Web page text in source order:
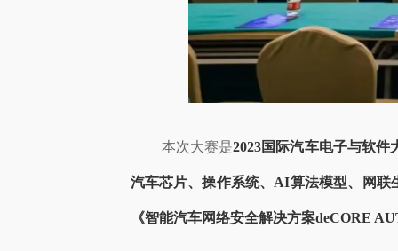
本次大赛是2023国际汽车电子与软件
汽车芯片、操作系统、AI算法模型、网联
《智能汽车网络安全解决方案deCORE